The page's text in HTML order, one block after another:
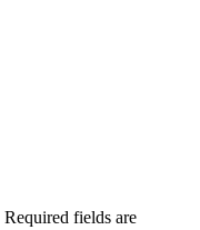
Required fields are